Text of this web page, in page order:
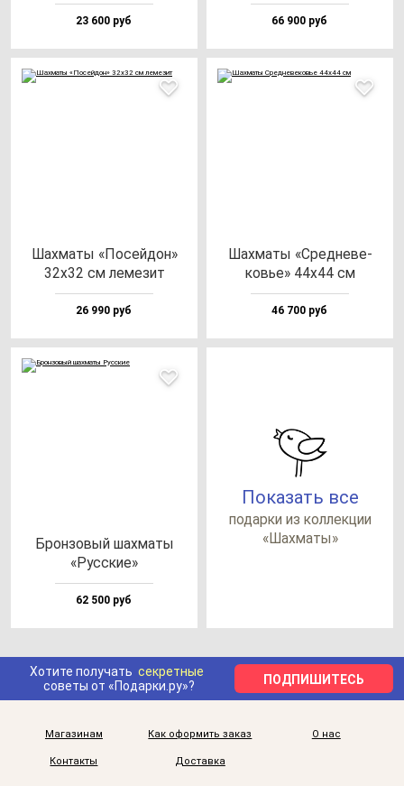
23 600 руб 66 900 руб
Шах­ма­ты «Посей­дон»
32х32 см ле­ме­зит
26 990 руб
Шах­ма­ты «Сред­не­ве­
ковье» 44х44 см
46 700 руб
Брон­зо­вый шах­ма­ты
«Рус­ские»
62 500 руб
Показать все
по­дар­ки из кол­лек­ции
«Шах­ма­ты»
Хотите получать секретные
советы от «Подарки.ру»?
ПОДПИШИТЕСЬ
Магазинам Как оформить заказ О нас
Контакты Доставка